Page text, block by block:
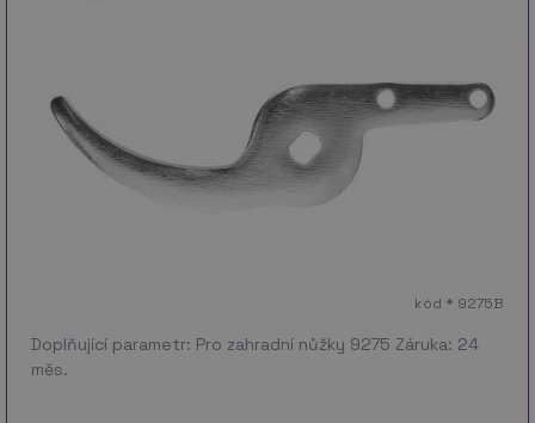
kód * 9275B
Doplňující parametr: Pro zahradní nůžky 9275 Záruka: 24
měs.